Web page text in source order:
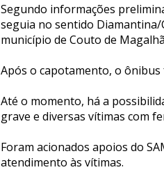
Segundo informações
seguia no sentido
município de Couto de
Após o capotamento, o
Até o momento, há a
grave e diversas vítimas com
Foram acionados apoios do
atendimento às vítimas.